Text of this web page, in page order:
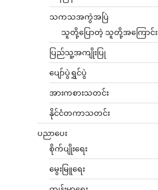
သကသအကွဲအပြဲ
သူတို့ပြောတဲ့ သူတို့အကြောင်း
ပြည်သူ့အကျိုးပြု
ပျော်ပွဲရွှင်ပွဲ
အားကစားသတင်း
နိုင်ငံတကာသတင်း
ပညာပေး
စိုက်ပျိုးရေး
မွေးမြူရေး